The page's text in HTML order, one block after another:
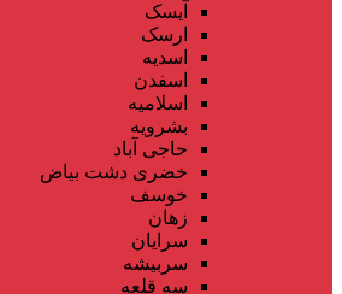
آیسک
ارسک
اسدیه
اسفدن
اسلامیه
بشرویه
حاجی آباد
خضری دشت بیاض
خوسف
زهان
سرایان
سربیشه
سه قلعه